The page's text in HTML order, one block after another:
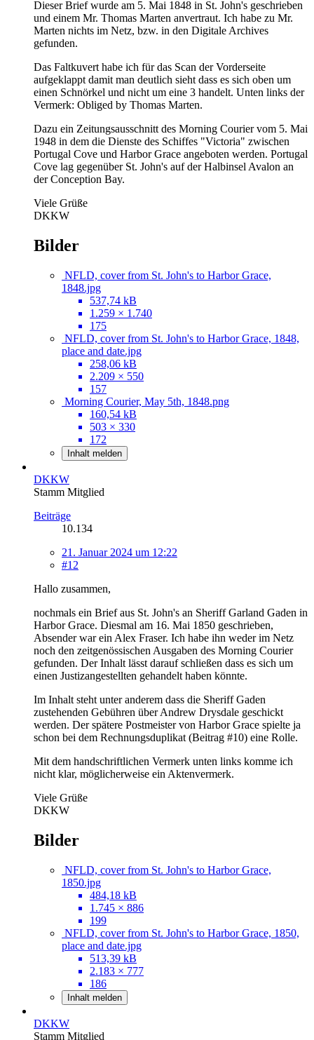
Dieser Brief wurde am 5. Mai 1848 in St. John's geschrieben
und einem Mr. Thomas Marten anvertraut. Ich habe zu Mr.
Marten nichts im Netz, bzw. in den Digitale Archives
gefunden.
Das Faltkuvert habe ich für das Scan der Vorderseite
aufgeklappt damit man deutlich sieht dass es sich oben um
einen Schnörkel und nicht um eine 3 handelt. Unten links der
Vermerk: Obliged by Thomas Marten.
Dazu ein Zeitungsausschnitt des Morning Courier vom 5. Mai
1948 in dem die Dienste des Schiffes "Victoria" zwischen
Portugal Cove und Harbor Grace angeboten werden. Portugal
Cove lag gegenüber St. John's auf der Halbinsel Avalon an
der Conception Bay.
Viele Grüße
DKKW
Bilder
NFLD, cover from St. John's to Harbor Grace,
1848.jpg
537,74 kB
1.259 × 1.740
175
NFLD, cover from St. John's to Harbor Grace, 1848,
place and date.jpg
258,06 kB
2.209 × 550
157
Morning Courier, May 5th, 1848.png
160,54 kB
503 × 330
172
Inhalt melden
DKKW
Stamm Mitglied
Beiträge
10.134
21. Januar 2024 um 12:22
#12
Hallo zusammen,
nochmals ein Brief aus St. John's an Sheriff Garland Gaden in
Harbor Grace. Diesmal am 16. Mai 1850 geschrieben,
Absender war ein Alex Fraser. Ich habe ihn weder im Netz
noch den zeitgenössischen Ausgaben des Morning Courier
gefunden. Der Inhalt lässt darauf schließen dass es sich um
einen Justizangestellten gehandelt haben könnte.
Im Inhalt steht unter anderem dass die Sheriff Gaden
zustehenden Gebühren über Andrew Drysdale geschickt
werden. Der spätere Postmeister von Harbor Grace spielte ja
schon bei dem Rechnungsduplikat (Beitrag #10) eine Rolle.
Mit dem handschriftlichen Vermerk unten links komme ich
nicht klar, möglicherweise ein Aktenvermerk.
Viele Grüße
DKKW
Bilder
NFLD, cover from St. John's to Harbor Grace,
1850.jpg
484,18 kB
1.745 × 886
199
NFLD, cover from St. John's to Harbor Grace, 1850,
place and date.jpg
513,39 kB
2.183 × 777
186
Inhalt melden
DKKW
Stamm Mitglied